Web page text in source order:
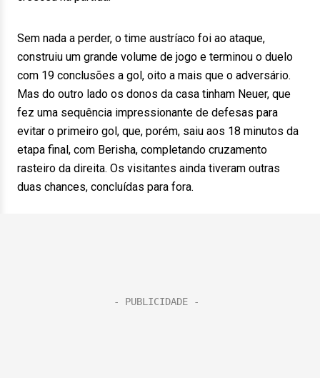
Sem nada a perder, o time austríaco foi ao ataque,
construiu um grande volume de jogo e terminou o duelo
com 19 conclusões a gol, oito a mais que o adversário.
Mas do outro lado os donos da casa tinham Neuer, que
fez uma sequência impressionante de defesas para
evitar o primeiro gol, que, porém, saiu aos 18 minutos da
etapa final, com Berisha, completando cruzamento
rasteiro da direita. Os visitantes ainda tiveram outras
duas chances, concluídas para fora.